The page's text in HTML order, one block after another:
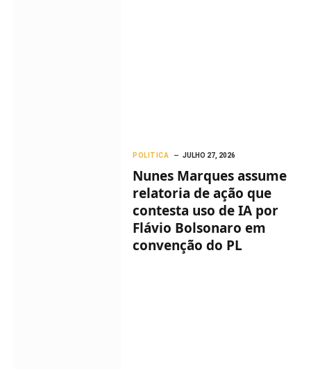
POLITICA JULHO 27, 2026
Nunes Marques assume
relatoria de ação que
contesta uso de IA por
Flávio Bolsonaro em
convenção do PL